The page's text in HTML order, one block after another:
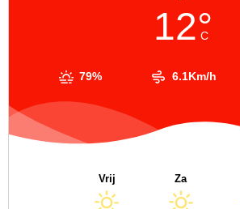
12°
C
79% 6.1Km/h
Vrij Za